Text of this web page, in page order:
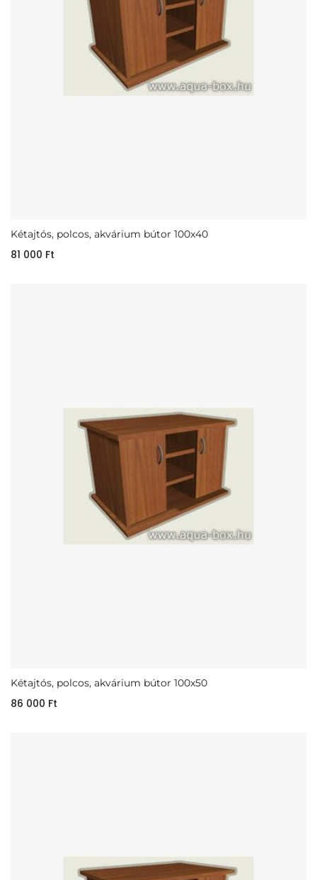
Kétajtós, polcos, akvárium bútor 100x40
81 000 Ft
Kétajtós, polcos, akvárium bútor 100x50
86 000 Ft